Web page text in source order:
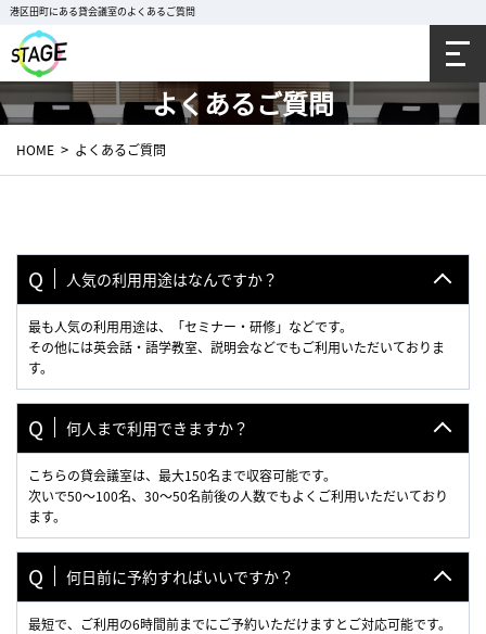
港区田町にある貸会議室のよくあるご質問
よくあるご質問
HOME よくあるご質問
人気の利用用途はなんですか？
最も人気の利用用途は、「セミナー・研修」などです。
その他には英会話・語学教室、説明会などでもご利用いただいておりま
す。
何人まで利用できますか？
こちらの貸会議室は、最大150名まで収容可能です。
次いで50〜100名、30〜50名前後の人数でもよくご利用いただいており
ます。
何日前に予約すればいいですか？
最短で、ご利用の6時間前までにご予約いただけますとご対応可能です。